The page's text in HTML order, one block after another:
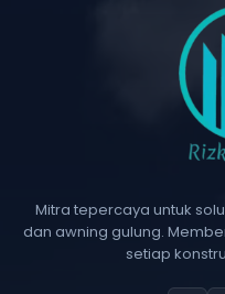
Mitra tepercaya untuk
dan awning gulung.
setiap